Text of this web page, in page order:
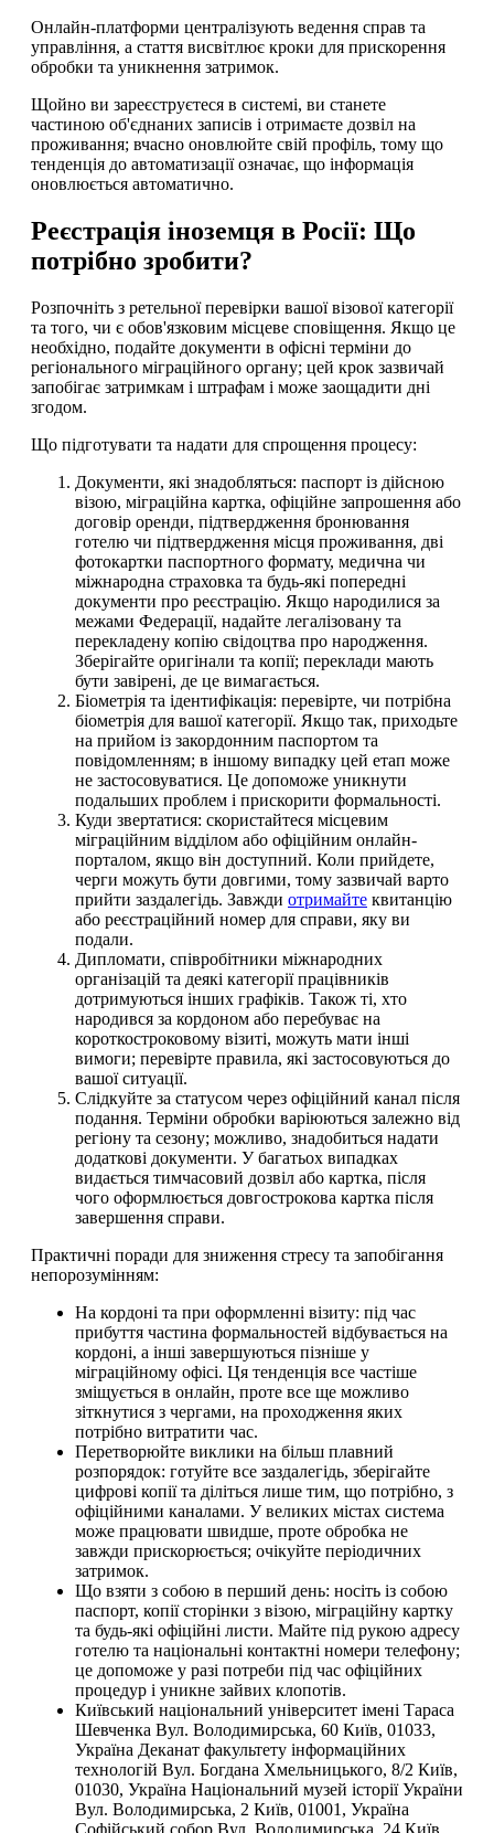
Онлайн-платформи централізують ведення справ та
управління, а стаття висвітлює кроки для прискорення
обробки та уникнення затримок.
Щойно ви зареєструєтеся в системі, ви станете
частиною об'єднаних записів і отримаєте дозвіл на
проживання; вчасно оновлюйте свій профіль, тому що
тенденція до автоматизації означає, що інформація
оновлюється автоматично.
Реєстрація іноземця в Росії: Що
потрібно зробити?
Розпочніть з ретельної перевірки вашої візової категорії
та того, чи є обов'язковим місцеве сповіщення. Якщо це
необхідно, подайте документи в офісні терміни до
регіонального міграційного органу; цей крок зазвичай
запобігає затримкам і штрафам і може заощадити дні
згодом.
Що підготувати та надати для спрощення процесу:
Документи, які знадобляться: паспорт із дійсною
візою, міграційна картка, офіційне запрошення або
договір оренди, підтвердження бронювання
готелю чи підтвердження місця проживання, дві
фотокартки паспортного формату, медична чи
міжнародна страховка та будь-які попередні
документи про реєстрацію. Якщо народилися за
межами Федерації, надайте легалізовану та
перекладену копію свідоцтва про народження.
Зберігайте оригінали та копії; переклади мають
бути завірені, де це вимагається.
Біометрія та ідентифікація: перевірте, чи потрібна
біометрія для вашої категорії. Якщо так, приходьте
на прийом із закордонним паспортом та
повідомленням; в іншому випадку цей етап може
не застосовуватися. Це допоможе уникнути
подальших проблем і прискорити формальності.
Куди звертатися: скористайтеся місцевим
міграційним відділом або офіційним онлайн-
порталом, якщо він доступний. Коли прийдете,
черги можуть бути довгими, тому зазвичай варто
прийти заздалегідь. Завжди отримайте квитанцію
або реєстраційний номер для справи, яку ви
подали.
Дипломати, співробітники міжнародних
організацій та деякі категорії працівників
дотримуються інших графіків. Також ті, хто
народився за кордоном або перебуває на
короткостроковому візиті, можуть мати інші
вимоги; перевірте правила, які застосовуються до
вашої ситуації.
Слідкуйте за статусом через офіційний канал після
подання. Терміни обробки варіюються залежно від
регіону та сезону; можливо, знадобиться надати
додаткові документи. У багатьох випадках
видається тимчасовий дозвіл або картка, після
чого оформлюється довгострокова картка після
завершення справи.
Практичні поради для зниження стресу та запобігання
непорозумінням:
На кордоні та при оформленні візиту: під час
прибуття частина формальностей відбувається на
кордоні, а інші завершуються пізніше у
міграційному офісі. Ця тенденція все частіше
зміщується в онлайн, проте все ще можливо
зіткнутися з чергами, на проходження яких
потрібно витратити час.
Перетворюйте виклики на більш плавний
розпорядок: готуйте все заздалегідь, зберігайте
цифрові копії та діліться лише тим, що потрібно, з
офіційними каналами. У великих містах система
може працювати швидше, проте обробка не
завжди прискорюється; очікуйте періодичних
затримок.
Що взяти з собою в перший день: носіть із собою
паспорт, копії сторінки з візою, міграційну картку
та будь-які офіційні листи. Майте під рукою адресу
готелю та національні контактні номери телефону;
це допоможе у разі потреби під час офіційних
процедур і уникне зайвих клопотів.
Київський національний університет імені Тараса
Шевченка Вул. Володимирська, 60 Київ, 01033,
Україна Деканат факультету інформаційних
технологій Вул. Богдана Хмельницького, 8/2 Київ,
01030, Україна Національний музей історії України
Вул. Володимирська, 2 Київ, 01001, Україна
Софійський собор Вул. Володимирська, 24 Київ,